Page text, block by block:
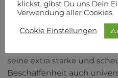
Robust, dekorativ und
kaufen Sie den Stick-
Nähgarnen. Der glänzende
seine extra starke und
Beschaffenheit auch
klickst, gibst Du uns Dein
Verwendung aller Cookies.
Cookie Einstellungen